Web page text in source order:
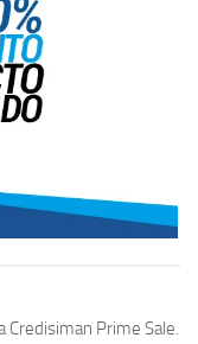
Credisiman Prime Sale.